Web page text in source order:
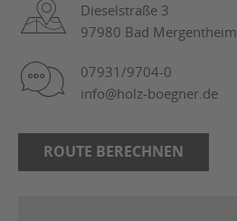
Dieselstraße 3
97980 Bad Mergentheim
07931/9704-0
info@holz-boegner.de
ROUTE BERECHNEN